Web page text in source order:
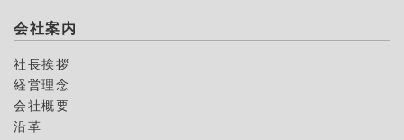
会社案内
社長挨拶
経営理念
会社概要
沿革